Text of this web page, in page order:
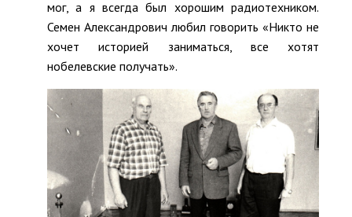
мог, а я всегда был хорошим радиотехником.
Семен Александрович любил говорить «Никто не
хочет историей заниматься, все хотят
нобелевские получать».